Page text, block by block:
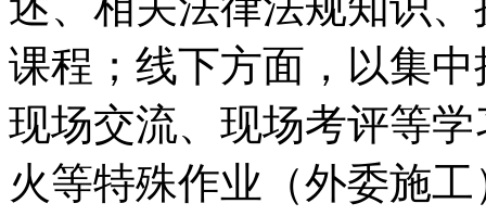
课程；线下方面，以集
现场交流、现场考评等
火等特殊作业（外委施